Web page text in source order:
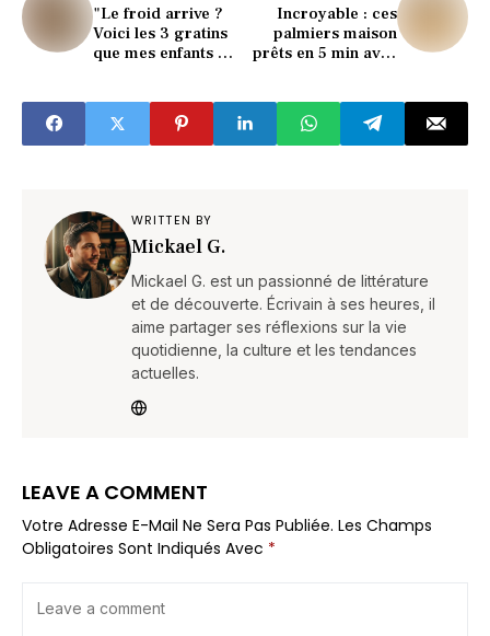
"Le froid arrive ?
Voici les 3 gratins
que mes enfants me
Incroyable : ces
palmiers maison
prêts en 5 min avec
WRITTEN BY
Mickael G.
Mickael G. est un passionné de littérature
et de découverte. Écrivain à ses heures, il
aime partager ses réflexions sur la vie
quotidienne, la culture et les tendances
actuelles.
LEAVE A COMMENT
Votre Adresse E-Mail Ne Sera Pas Publiée. Les Champs
Obligatoires Sont Indiqués Avec *